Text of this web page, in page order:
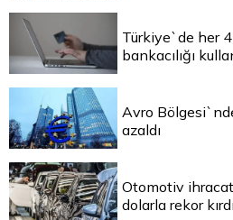
Türkiye`de her
bankacılığı
Avro
azaldı
Otomotiv
dolarla rekor kırdı